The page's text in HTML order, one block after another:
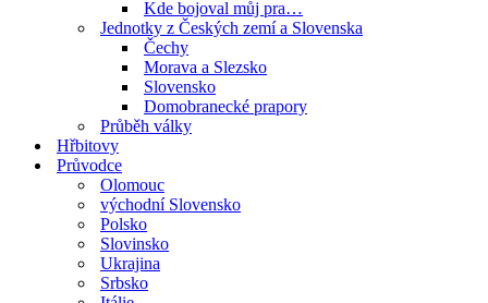
Kde bojoval můj pra…
Jednotky z Českých zemí a Slovenska
Čechy
Morava a Slezsko
Slovensko
Domobranecké prapory
Průběh války
Hřbitovy
Průvodce
Olomouc
východní Slovensko
Polsko
Slovinsko
Ukrajina
Srbsko